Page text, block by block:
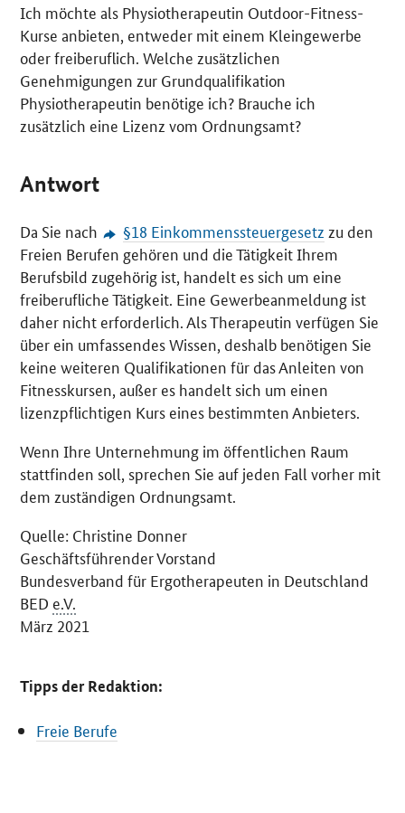
Ich möchte als Physiotherapeutin Outdoor-Fitness-
Kurse anbieten, entweder mit einem Kleingewerbe
oder freiberuflich. Welche zusätzlichen
Genehmigungen zur Grundqualifikation
Physiotherapeutin benötige ich? Brauche ich
zusätzlich eine Lizenz vom Ordnungsamt?
Antwort
Da Sie nach §18 Einkommenssteuergesetz zu den
Freien Berufen gehören und die Tätigkeit Ihrem
Berufsbild zugehörig ist, handelt es sich um eine
freiberufliche Tätigkeit. Eine Gewerbeanmeldung ist
daher nicht erforderlich. Als Therapeutin verfügen Sie
über ein umfassendes Wissen, deshalb benötigen Sie
keine weiteren Qualifikationen für das Anleiten von
Fitnesskursen, außer es handelt sich um einen
lizenzpflichtigen Kurs eines bestimmten Anbieters.
Wenn Ihre Unternehmung im öffentlichen Raum
stattfinden soll, sprechen Sie auf jeden Fall vorher mit
dem zuständigen Ordnungsamt.
Quelle: Christine Donner
Geschäftsführender Vorstand
Bundesverband für Ergotherapeuten in Deutschland
BED e.V.
März 2021
Tipps der Redaktion:
Freie Berufe